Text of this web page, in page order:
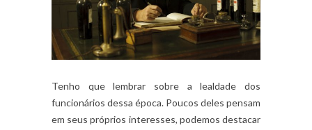
Tenho que lembrar sobre a lealdade dos
funcionários dessa época. Poucos deles pensam
em seus próprios interesses, podemos destacar